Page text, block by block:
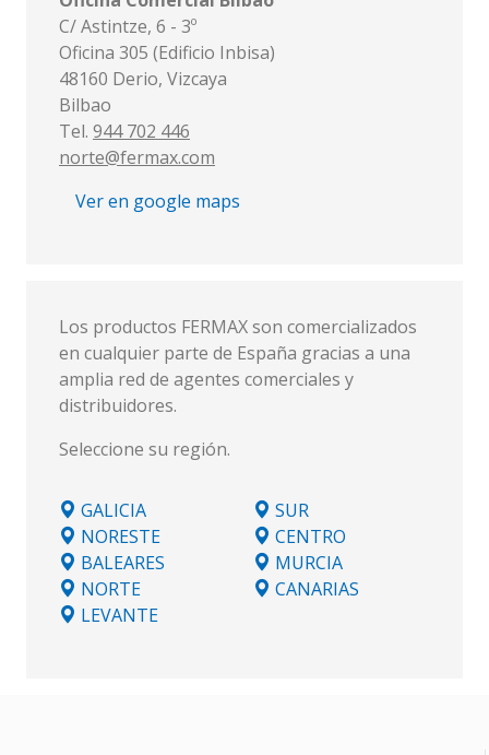
C/ Astintze, 6 - 3º
Oficina 305 (Edificio Inbisa)
48160 Derio, Vizcaya
Bilbao
Tel. 944 702 446
norte@fermax.com
Ver en google maps
Los productos FERMAX son comercializados
en cualquier parte de España gracias a una
amplia red de agentes comerciales y
distribuidores.
Seleccione su región.
GALICIA
NORESTE
BALEARES
NORTE
LEVANTE
SUR
CENTRO
MURCIA
CANARIAS